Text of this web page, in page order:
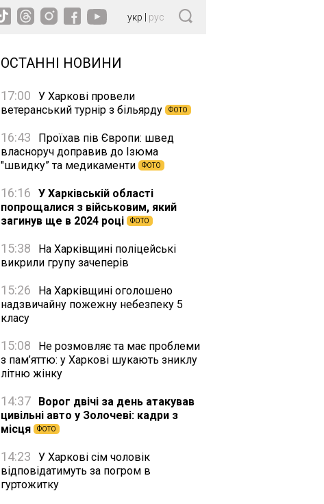
укр рус
ОСТАННІ НОВИНИ
17:00
У Харкові провели
ветеранський турнір з більярду
ФОТО
16:43
Проїхав пів Європи: швед
власноруч доправив до Ізюма
"швидку” та медикаменти
ФОТО
16:16
У Харківській області
попрощалися з військовим, який
загинув ще в 2024 році
ФОТО
15:38
На Харківщині поліцейські
викрили групу зачеперів
15:26
На Харківщині оголошено
надзвичайну пожежну небезпеку 5
класу
15:08
Не розмовляє та має проблеми
з пам’яттю: у Харкові шукають зниклу
літню жінку
14:37
Ворог двічі за день атакував
цивільні авто у Золочеві: кадри з
місця
ФОТО
14:23
У Харкові сім чоловік
відповідатимуть за погром в
гуртожитку